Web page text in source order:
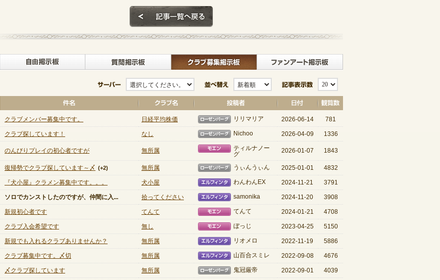
NEXONポイントチャージ
定期メンテナンス
毎週水曜日 10:30～14:00
※メンテナンス中はゲームをプレイできません。
自由掲示板> 質問掲示板 クラブ募集掲示板
サーバー 並び替え 記事表示数
クラブメンバー募集中です。 日経平均株価 ローゼンバーグ
リリマリア 2026-06-14 781
クラブ探しています！ なし ローゼンバーグ
Nichoo 2026-04-09 1336
のんびりプレイの初心者ですが 無所属 モエン
ティルナノー
グ
2026-01-07 1843
復帰勢でクラブ探しています～〆 (+2) 無所属 ローゼンバーグ
うぃんうぃん 2025-01-01 4832
『犬小屋』クラメン募集中です。。。 犬小屋 エルフィンタ
わんわんEX 2024-11-21 3791
ソロでカンストしたのですが、仲間に入... 拾ってください エルフィンタ
samonika 2024-11-20 3908
新規初心者です てんて モエン
てんて 2024-01-21 4708
クラブ入会希望です 無し モエン
ぼっじ 2023-04-25 5150
新規でも入れるクラブありませんか？ 無所属 エルフィンタ
リオメロ 2022-11-19 5886
クラブ募集中です。〆切 無所属 エルフィンタ
山百合スミレ 2022-09-08 4676
〆クラブ探しています 無所属 ローゼンバーグ
鬼冠厳帝 2022-09-01 4039